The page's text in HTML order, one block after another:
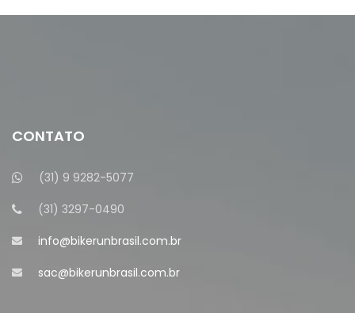
CONTATO
(31) 9 9282-5077
(31) 3297-0490
info@bikerunbrasil.com.br
sac@bikerunbrasil.com.br